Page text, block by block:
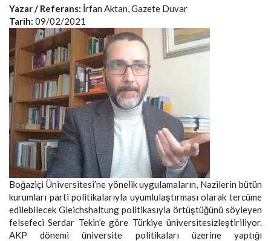
Yazar / Referans: İrfan Aktan, Gazete Duvar
Tarih: 09/02/2021
Boğaziçi Üniversitesi’ne yönelik uygulamaların, Nazilerin bütün
kurumları parti politikalarıyla uyumlulaştırması olarak tercüme
edilebilecek Gleichshaltung politikasıyla örtüştüğünü söyleyen
felsefeci Serdar Tekin’e göre Türkiye üniversitesizleştiriliyor.
AKP dönemi üniversite politikaları üzerine yaptığı